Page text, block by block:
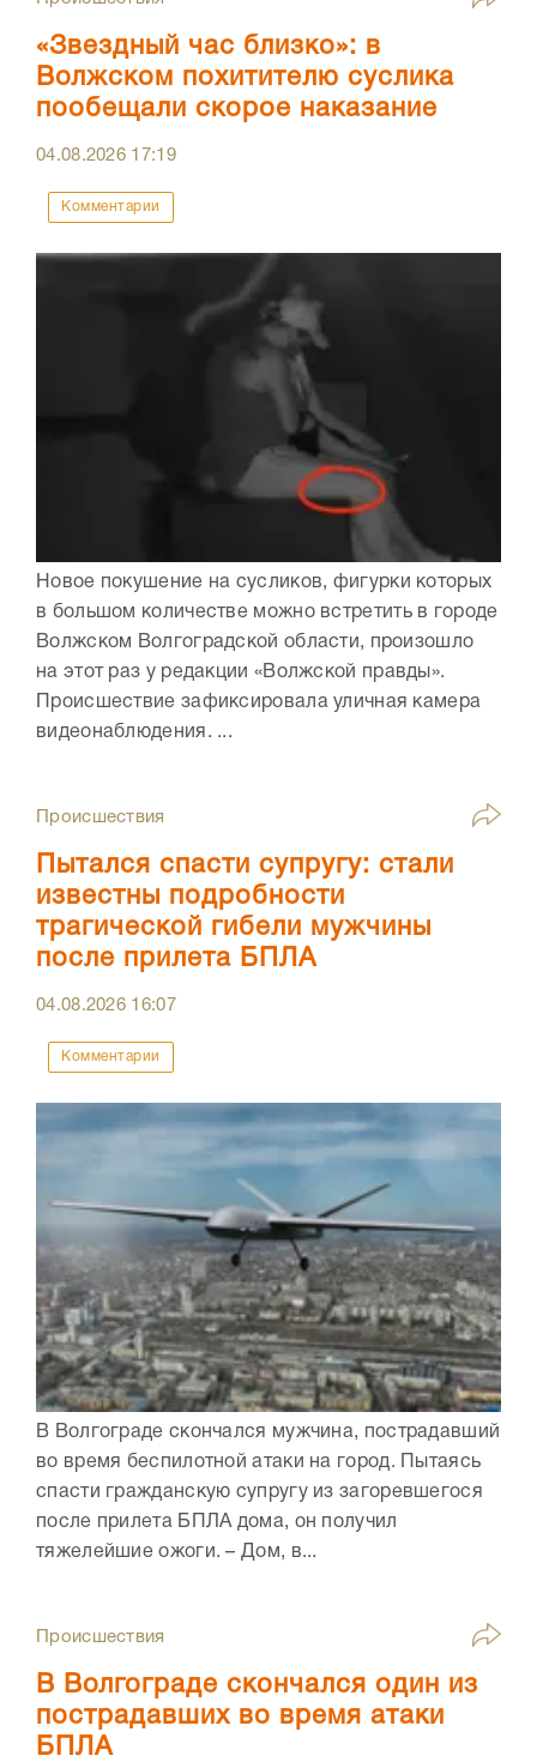
«Звездный час близко»: в
Волжском похитителю суслика
пообещали скорое наказание
04.08.2026 17:19
Комментарии
Новое покушение на сусликов, фигурки которых
в большом количестве можно встретить в городе
Волжском Волгоградской области, произошло
на этот раз у редакции «Волжской правды».
Происшествие зафиксировала уличная камера
видеонаблюдения. ...
Происшествия
Пытался спасти супругу: стали
известны подробности
трагической гибели мужчины
после прилета БПЛА
04.08.2026 16:07
Комментарии
В Волгограде скончался мужчина, пострадавший
во время беспилотной атаки на город. Пытаясь
спасти гражданскую супругу из загоревшегося
после прилета БПЛА дома, он получил
тяжелейшие ожоги. – Дом, в...
Происшествия
В Волгограде скончался один из
пострадавших во время атаки
БПЛА